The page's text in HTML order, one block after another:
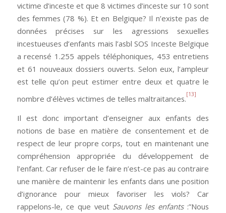
victime d’inceste et que 8 victimes d’inceste sur 10 sont
des femmes (78 %). Et en Belgique? Il n’existe pas de
données précises sur les agressions sexuelles
incestueuses d’enfants mais l’asbl SOS Inceste Belgique
a recensé 1.255 appels téléphoniques, 453 entretiens
et 61 nouveaux dossiers ouverts. Selon eux, l’ampleur
est telle qu’on peut estimer entre deux et quatre le
nombre d’élèves victimes de telles maltraitances.[13]
Il est donc important d’enseigner aux enfants des
notions de base en matière de consentement et de
respect de leur propre corps, tout en maintenant une
compréhension appropriée du développement de
l’enfant. Car refuser de le faire n’est-ce pas au contraire
une manière de maintenir les enfants dans une position
d’ignorance pour mieux favoriser les viols? Car
rappelons-le, ce que veut Sauvons les enfants:”Nous